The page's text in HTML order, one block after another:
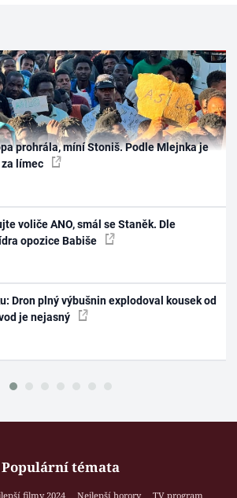
prohrála, míní Stoniš. Podle Mlejnka je
límec
voliče ANO, smál se Staněk. Dle
opozice Babiše
Dron plný výbušnin explodoval kousek od
je nejasný
Populární témata
filmy 2024 Nejlepší horory
TV program